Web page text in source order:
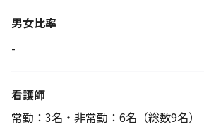
男女比率
-
看護師
常勤：3名・非常勤：6名 （総数9名）